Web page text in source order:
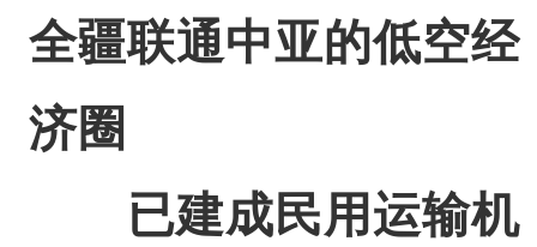
全疆联通中亚的低空经
济圈
已建成民用运输机